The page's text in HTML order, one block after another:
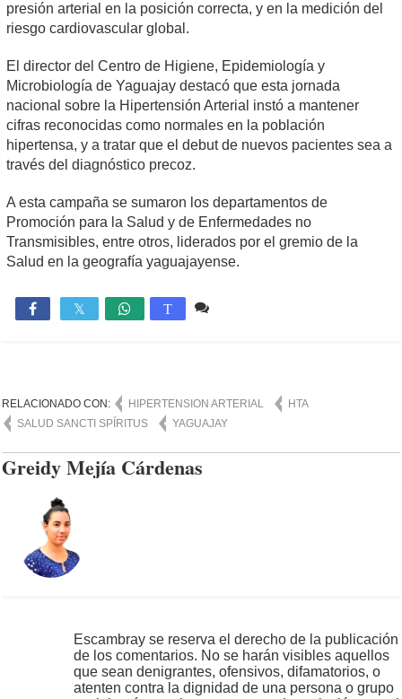
presión arterial en la posición correcta, y en la medición del
riesgo cardiovascular global.
El director del Centro de Higiene, Epidemiología y
Microbiología de Yaguajay destacó que esta jornada
nacional sobre la Hipertensión Arterial instó a mantener
cifras reconocidas como normales en la población
hipertensa, y a tratar que el debut de nuevos pacientes sea a
través del diagnóstico precoz.
A esta campaña se sumaron los departamentos de
Promoción para la Salud y de Enfermedades no
Transmisibles, entre otros, liderados por el gremio de la
Salud en la geografía yaguajayense.
 T
RELACIONADO CON: HIPERTENSION ARTERIAL
HTA
SALUD SANCTI SPÍRITUS
YAGUAJAY
Greidy Mejía Cárdenas
Escambray se reserva el derecho de la publicación
de los comentarios. No se harán visibles aquellos
que sean denigrantes, ofensivos, difamatorios, o
atenten contra la dignidad de una persona o grupo